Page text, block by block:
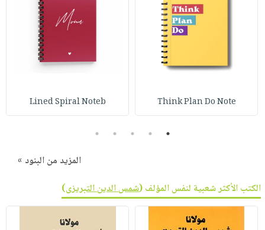
Think Plan Do Note
Lined Spiral Noteb
1
2
3
4
5
المزيد من البنود »
الكتب الأكثر شعبية لنفس المؤلف (شمس الدين التبريزى)